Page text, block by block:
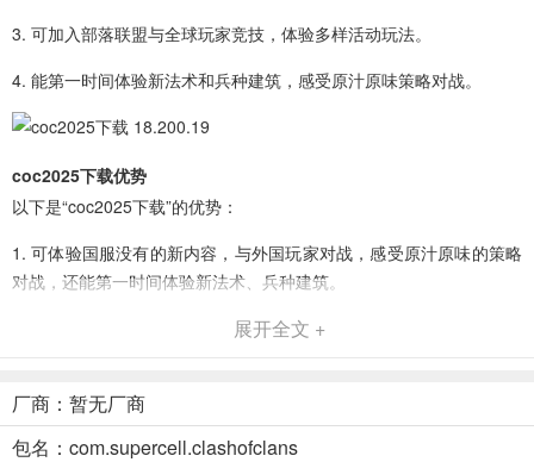
3. 可加入部落联盟与全球玩家竞技，体验多样活动玩法。
4. 能第一时间体验新法术和兵种建筑，感受原汁原味策略对战。
coc2025下载优势
以下是“coc2025下载”的优势：
1. 可体验国服没有的新内容，与外国玩家对战，感受原汁原味的策略
对战，还能第一时间体验新法术、兵种建筑。
2. 有丰富多样的兵种供玩家选择培养，各种建筑等你修建，多种策略
3. 能加入不同部落联盟与全球玩家竞技，还有更多活动玩法，在战斗
中取胜建立强大部落。
展开全文 +
厂商：暂无厂商
包名：com.supercell.clashofclans